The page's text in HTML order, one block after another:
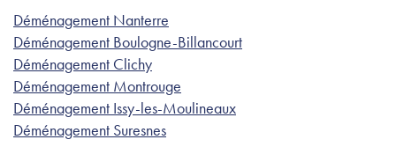
Déménagement Nanterre
Déménagement Boulogne-Billancourt
Déménagement Clichy
Déménagement Montrouge
Déménagement Issy-les-Moulineaux
Déménagement Suresnes